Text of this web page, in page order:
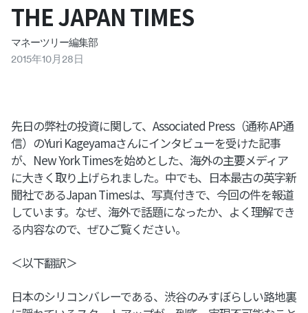
THE JAPAN TIMES
マネーツリー編集部
2015年10月28日
先日の弊社の投資に関して、Associated Press（通称 AP通
信）のYuri Kageyamaさんにインタビューを受けた記事
が、New York Timesを始めとした、海外の主要メディア
に大きく取り上げられました。中でも、日本最古の英字新
聞社であるJapan Timesは、写真付きで、今回の件を報道
しています。なぜ、海外で話題になったか、よく理解でき
る内容なので、ぜひご覧ください。
＜以下翻訳＞
日本のシリコンバレーである、渋谷のみすぼらしい路地裏